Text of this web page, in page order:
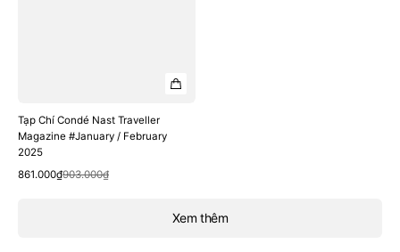
Xem thêm
Tạp Chí Condé Nast Traveller
Magazine #January / February
2025
Sale
861.000₫
Regular
903.000₫
Quick View